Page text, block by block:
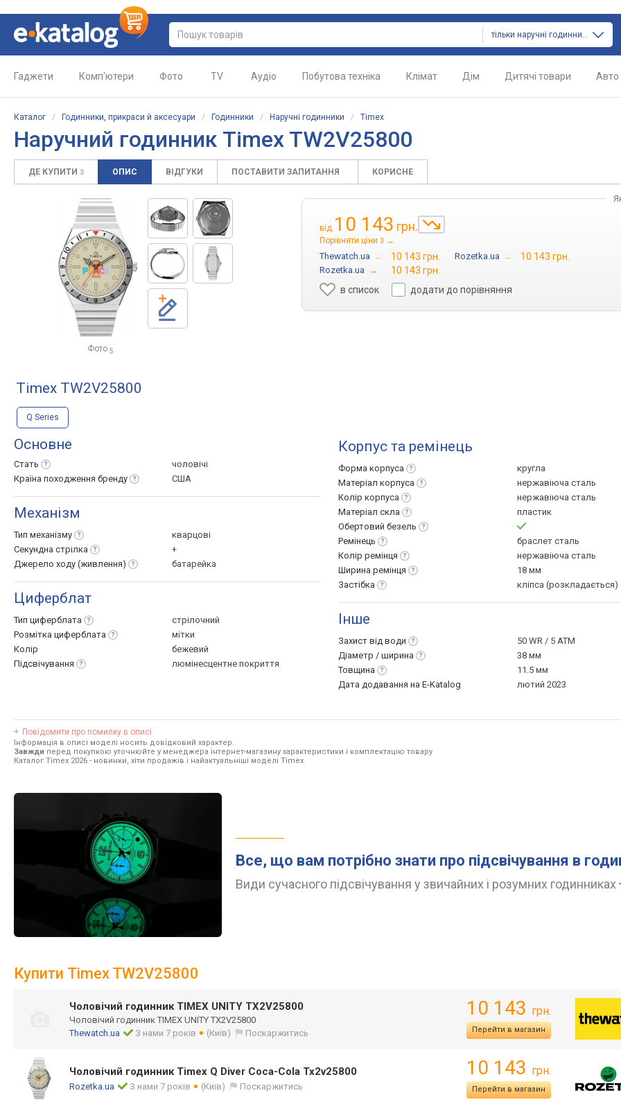
тільки наручні годинники
Гаджети Комп'ютери Фото TV Аудіо Побутова техніка Клімат Дім Дитячі товари Авто
Каталог / Годинники, прикраси й аксесуари / Годинники / Наручні годинники / Timex
Наручний годинник Timex TW2V25800
ДЕ КУПИТИ 3 ОПИС ВІДГУКИ ПОСТАВИТИ ЗАПИТАННЯ КОРИСНЕ
Фото 5
від 10 143 грн.
Порівняти ціни 3 →
Thewatch.ua → 10 143 грн. Rozetka.ua → 10 143 грн.
Rozetka.ua →
10 143 грн.
в список
додати до порівняння
Timex TW2V25800
Q Series
Основне
Стать
чоловічі
Країна походження бренду США
Механізм
Тип механізму
кварцові
Секундна стрілка
+
Джерело ходу (живлення) батарейка
Циферблат
Тип циферблата
стрілочний
Розмітка циферблата
мітки
Колір
бежевий
Підсвічування
люмінесцентне покриття
Корпус та ремінець
Форма корпуса
кругла
Матеріал корпуса
нержавіюча сталь
Колір корпуса
нержавіюча сталь
Матеріал скла
пластик
Обертовий безель
Ремінець
браслет сталь
Колір ремінця
нержавіюча сталь
Ширина ремінця
18 мм
Застібка
кліпса (розкладається)
Інше
Захист від води
50 WR / 5 ATM
Діаметр / ширина
38 мм
Товщина
11.5 мм
Дата додавання на E-Katalog
лютий 2023
Повідомити про помилку в описі
Інформація в описі моделі носить довідковий характер.
Завжди перед покупкою уточнюйте у менеджера інтернет-магазину характеристики і комплектацію товару
Каталог Timex 2026 - новинки, хіти продажів і найактуальніші моделі Timex.
Все, що вам потрібно знати про підсвічування в
Види сучасного підсвічування у звичайних і розумних годинниках
Купити Timex TW2V25800
Чоловічий годинник TIMEX UNITY TX2V25800
Чоловічий годинник TIMEX UNITY TX2V25800
Thewatch.ua
З нами 7 років (Київ) Поскаржитись
10 143 грн.
Перейти в магазин
Чоловічий годинник Timex Q Diver Coca-Cola Tx2v25800
Rozetka.ua З нами 7 років (Київ) Поскаржитись
10 143 грн.
Перейти в магазин